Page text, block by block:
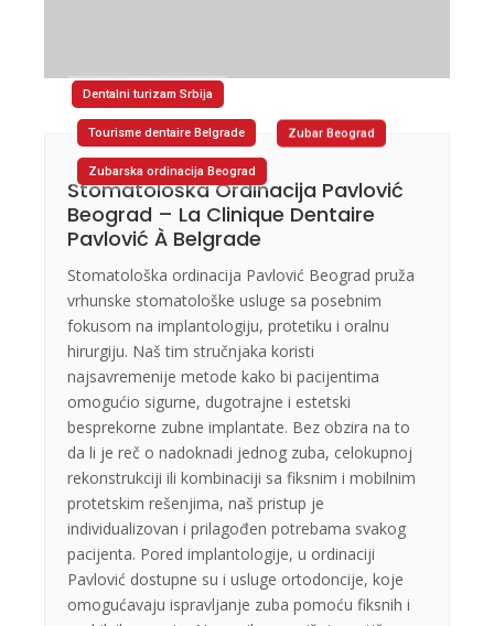
Dentalni turizam Srbija
Tourisme dentaire Belgrade Zubar Beograd
Zubarska ordinacija Beograd
Stomatološka Ordinacija Pavlović
Beograd – La Clinique Dentaire
Pavlović À Belgrade
Stomatološka ordinacija Pavlović Beograd pruža
vrhunske stomatološke usluge sa posebnim
fokusom na implantologiju, protetiku i oralnu
hirurgiju. Naš tim stručnjaka koristi
najsavremenije metode kako bi pacijentima
omogućio sigurne, dugotrajne i estetski
besprekorne zubne implantate. Bez obzira na to
da li je reč o nadoknadi jednog zuba, celokupnoj
rekonstrukciji ili kombinaciji sa fiksnim i mobilnim
protetskim rešenjima, naš pristup je
individualizovan i prilagođen potrebama svakog
pacijenta. Pored implantologije, u ordinaciji
Pavlović dostupne su i usluge ortodoncije, koje
omogućavaju ispravljanje zuba pomoću fiksnih i